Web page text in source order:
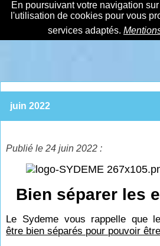
En poursuivant votre navigation
l'utilisation de cookies pour vous
services adaptés.
juin 2022
Publié le 24 juin 2022 :
Bien séparer les
Le Sydeme vous rappelle que
être bien séparés pour pouvoir